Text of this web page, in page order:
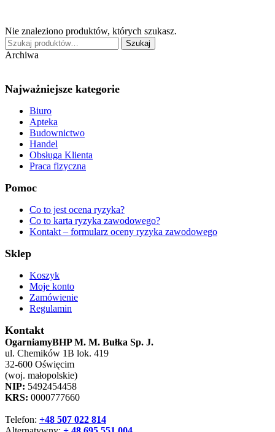
Nie znaleziono produktów, których szukasz.
Szukaj:
Szukaj
Archiwa
Najważniejsze kategorie
Biuro
Apteka
Budownictwo
Handel
Obsługa Klienta
Praca fizyczna
Pomoc
Co to jest ocena ryzyka?
Co to karta ryzyka zawodowego?
Kontakt – formularz oceny ryzyka zawodowego
Sklep
Koszyk
Moje konto
Zamówienie
Regulamin
Kontakt
OgarniamyBHP M. M. Bułka Sp. J.
ul. Chemików 1B lok. 419
32-600 Oświęcim
(woj. małopolskie)
NIP: 5492454458
KRS: 0000777660
Telefon: +48 507 022 814